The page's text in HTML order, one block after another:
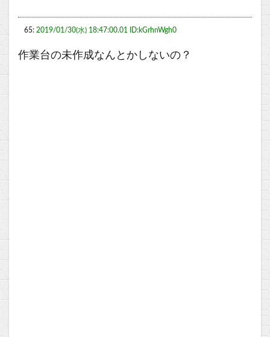
65: 2019/01/30(水) 18:47:00.01 ID:kGrhnWgh0
作業台の未作成なんとかしないの？